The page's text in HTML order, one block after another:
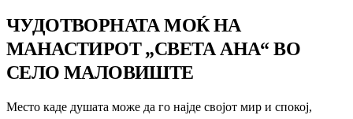
ЧУДОТВОРНАТА МОЌ НА
МАНАСТИРОТ „СВЕТА АНА“ ВО
СЕЛО МАЛОВИШТЕ
Место каде душата може да го најде својот мир и спокој,